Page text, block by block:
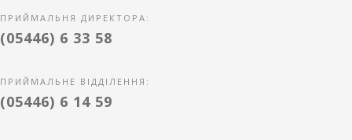
ПРИЙМАЛЬНЯ ДИРЕКТОРА:
(05446) 6 33 58
ПРИЙМАЛЬНЕ ВІДДІЛЕННЯ:
(05446) 6 14 59